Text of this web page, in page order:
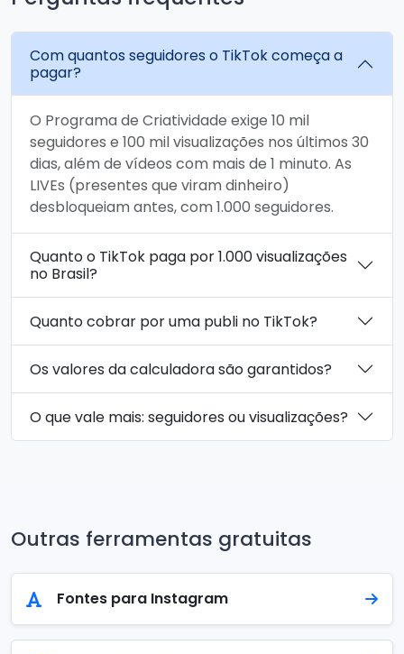
Com quantos seguidores o TikTok começa a
pagar?
O Programa de Criatividade exige 10 mil
seguidores e 100 mil visualizações nos últimos 30
dias, além de vídeos com mais de 1 minuto. As
LIVEs (presentes que viram dinheiro)
desbloqueiam antes, com 1.000 seguidores.
Quanto o TikTok paga por 1.000 visualizações
no Brasil?
Quanto cobrar por uma publi no TikTok?
Os valores da calculadora são garantidos?
O que vale mais: seguidores ou visualizações?
Outras ferramentas gratuitas
Fontes para Instagram